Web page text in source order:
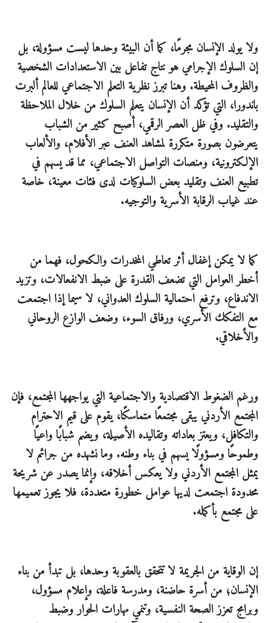
ولا يولد الإنسان مجرمًا، كما أن البيئة وحدها ليست مسؤولة، بل
إن السلوك الإجرامي هو نتاج تفاعل بين الاستعدادات الشخصية
والظروف المحيطة. وهنا تبرز نظرية التعلم الاجتماعي للعالم ألبرت
باندورا، التي تؤكد أن الإنسان يتعلم السلوك من خلال الملاحظة
والتقليد. وفي ظل العصر الرقمي، أصبح كثير من الشباب
يتعرضون بصورة متكررة لمشاهد العنف عبر الأفلام، والألعاب
الإلكترونية، ومنصات التواصل الاجتماعي، مما قد يسهم في
تطبيع العنف وتقليد بعض السلوكيات لدى فئات معينة، خاصة
عند غياب الرقابة الأسرية والتوجيه.
كما لا يمكن إغفال أثر تعاطي المخدرات والكحول، فهما من
أخطر العوامل التي تضعف القدرة على ضبط الانفعالات، وتزيد
الاندفاع، وترفع احتمالية السلوك العدواني، لا سيما إذا اجتمعت
مع التفكك الأسري، ورفاق السوء، وضعف الوازع الروحاني
والأخلاقي.
ورغم الضغوط الاقتصادية والاجتماعية التي يواجهها المجتمع، فإن
المجتمع الأردني يبقى مجتمعًا متماسكًا، يقوم على قيم الاحترام
والتكافل، ويعتز بعاداته وتقاليده الأصيلة، ويضم شبابًا واعيًا
وطموحًا ومسؤولًا يسهم في بناء وطنه. وما نشهده من جرائم لا
يمثل المجتمع الأردني ولا يعكس أخلاقه، وإنما يصدر عن شريحة
محدودة اجتمعت لديها عوامل خطورة متعددة، فلا يجوز تعميمها
على مجتمع بأكمله.
إن الوقاية من الجريمة لا تتحقق بالعقوبة وحدها، بل تبدأ من بناء
الإنسان؛ من أسرة حاضنة، ومدرسة فاعلة، وإعلام مسؤول،
وبرامج تعزز الصحة النفسية، وتنمي مهارات الحوار وضبط